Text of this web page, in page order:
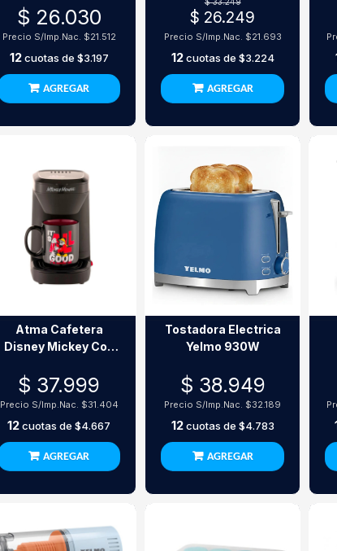
$ 26.030
Precio S/Imp.Nac. $21.512
12cuotas de $3.197
AGREGAR
80W
$ 26.249
Precio S/Imp.Nac. $21.693
12cuotas de $3.224
AGREGAR
Atma Cafetera
Disney Mickey Con
$ 37.999
Precio S/Imp.Nac. $31.404
12cuotas de$4.667
AGREGAR
Tostadora Electrica
Yelmo 930W
$ 38.949
Precio S/Imp.Nac. $32.189
12cuotas de $4.783
AGREGAR